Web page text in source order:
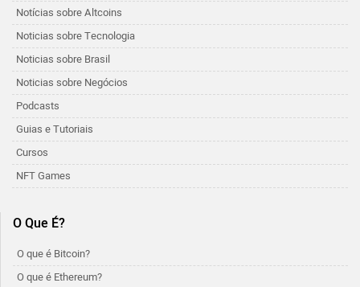
Notícias sobre Altcoins
Noticias sobre Tecnologia
Noticias sobre Brasil
Noticias sobre Negócios
Podcasts
Guias e Tutoriais
Cursos
NFT Games
O Que É?
O que é Bitcoin?
O que é Ethereum?